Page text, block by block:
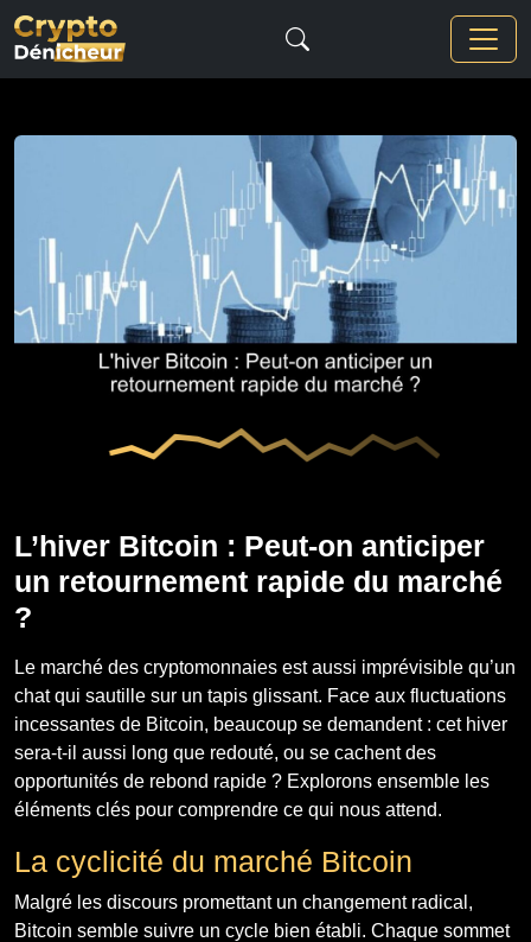
L’hiver Bitcoin : Peut-on anticiper
un retournement rapide du marché
?
Le marché des cryptomonnaies est aussi imprévisible qu’un
chat qui sautille sur un tapis glissant. Face aux fluctuations
incessantes de Bitcoin, beaucoup se demandent : cet hiver
sera-t-il aussi long que redouté, ou se cachent des
opportunités de rebond rapide ? Explorons ensemble les
éléments clés pour comprendre ce qui nous attend.
La cyclicité du marché Bitcoin
Malgré les discours promettant un changement radical,
Bitcoin semble suivre un cycle bien établi. Chaque sommet